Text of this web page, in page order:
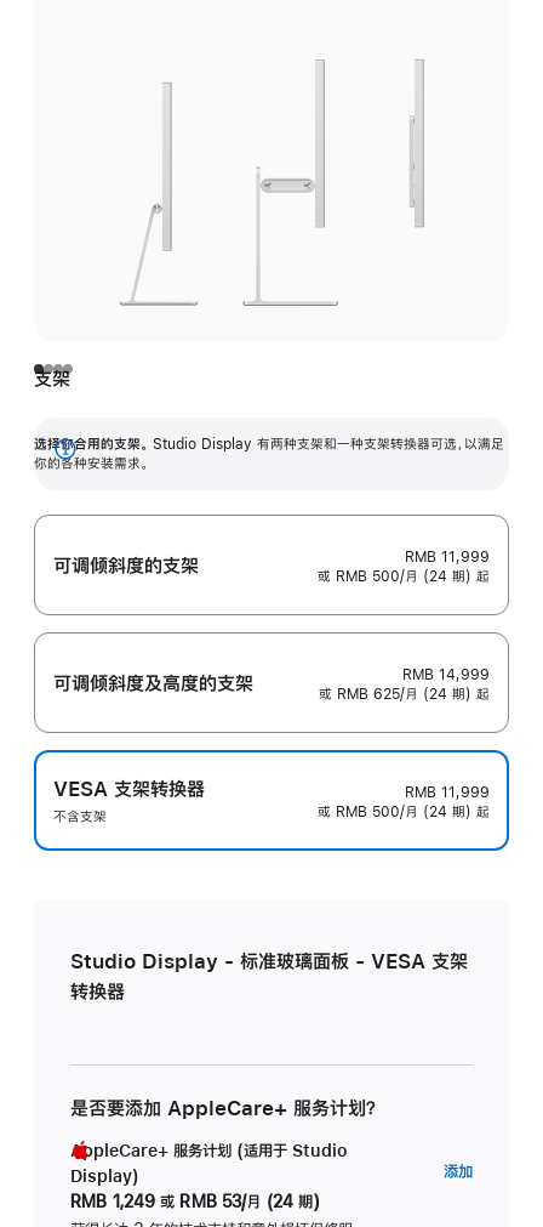
支架
选择你合用的支架。 Studio Display 有两种支架和一种支架转换器可选，以满足
你的各种安装需求。
展
可调倾斜度的支架
RMB 11,999
或 RMB 500/月 (24 期) 起
可调倾斜度及高‍度的支‍架
RMB 14,999
或 RMB 625/月 (24 期) 起
VESA 支架转换器
不含支架
RMB 11,999
或 RMB 500/月 (24 期) 起
Studio Display - 标准玻璃面板 - VESA 支架
转换器
是否要添加 AppleCare+ 服务计划？
AppleCare+ 服务计划 (适用于 Studio
Display)
RMB 1,249 或 RMB 53/月 (24 期)
添加